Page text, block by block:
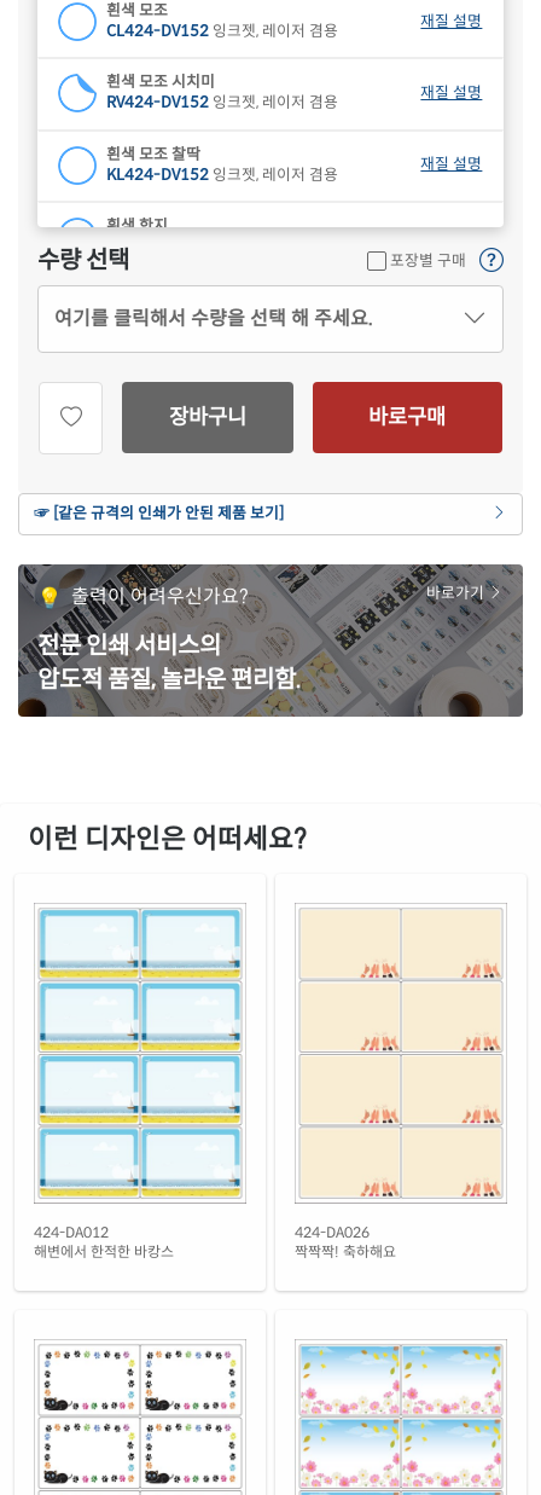
흰색 모조
CL424-DV152 잉크젯, 레이저 겸용
재질 설명
흰색 모조 시치미
RV424-DV152 잉크젯, 레이저 겸용
재질 설명
흰색 모조 찰딱
KL424-DV152 잉크젯, 레이저 겸용
재질 설명
흰색 한지
CL424HJ-DV152
재질 설명
CL424B-DV152잉크젯, 레이저 겸용
재질 설명
CL424G-DV152
잉크젯, 레이저 겸용
재질 설명
재질 설명
연노란색 모조
CL424Y-DV152잉크젯, 레이저 겸용
갈색 크라프트
CL424KR-DV152잉크젯, 레이저 겸용
재질 설명
녹색 모조
CL424TG-DV152 잉크젯, 레이저 겸용
재질 설명
CL424TY-DV152
잉크젯, 레이저 겸용
흰색 모조 잉크젯
CJ424-DV152잉크젯 전용
흰색 무광 방수 잉크젯
CJ424WU-DV152잉크젯 전용
흰색 광택 방수 잉크젯
CJ424LU-DV152잉크젯 전용
RV424WU-DV152잉크젯 전용
흰색 광택 방수 시치미 잉크젯
RV424LU-DV152
잉크젯 전용
흰색 광택 레이저
CL424LG-DV152
레이저 전용
흰색 광택 시치미 레이저
RV424LG-DV152
레이저 전용
수량 선택 포장별 구매
여기를 클릭해서 수량을 선택 해 주세요.
장바구니 바로구매
☞ [같은 규격의 인쇄가 안된 제품 보기]
출력이 어려우신가요?
전문 인쇄 서비스의
압도적 품질, 놀라운 편리함.
바로가기
이런 디자인은 어떠세요?
424-DA012
해변에서 한적한 바캉스
424-DA026
짝짝짝! 축하해요